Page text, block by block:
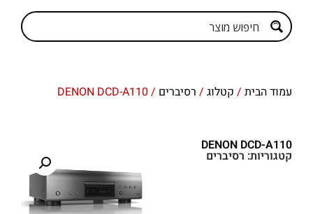
עמוד הבית / קטלוג / רסיברים / DENON DCD-A110
DENON DCD-A110
קטגוריות: רסיברים